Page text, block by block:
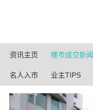
资讯主页 楼市成交新闻
名人入市 业主TIPS